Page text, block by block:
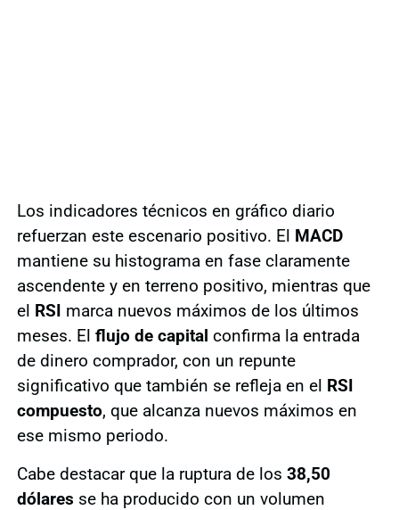
Los indicadores técnicos en gráfico diario
refuerzan este escenario positivo. El MACD
mantiene su histograma en fase claramente
ascendente y en terreno positivo, mientras que
el RSI marca nuevos máximos de los últimos
meses. El flujo de capital confirma la entrada
de dinero comprador, con un repunte
significativo que también se refleja en el RSI
compuesto, que alcanza nuevos máximos en
ese mismo periodo.
Cabe destacar que la ruptura de los 38,50
dólares se ha producido con un volumen